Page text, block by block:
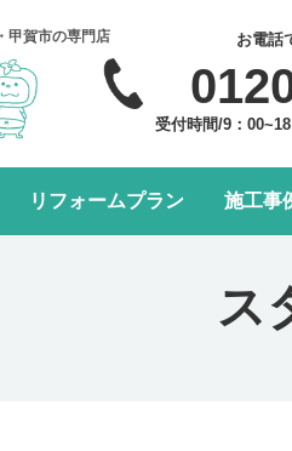
甲賀市の専門店 お電話
受付時間/9：
リフォームプラン
水まわり4点パッ
施工事
ス